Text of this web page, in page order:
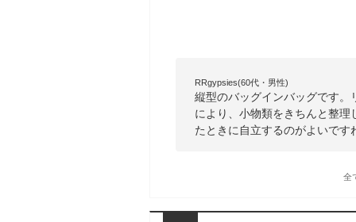
RRgypsies(60代・男性)
縦型のバッグインバッグです
により、小物類をきちんと整
たときに自立するのがよいで
全